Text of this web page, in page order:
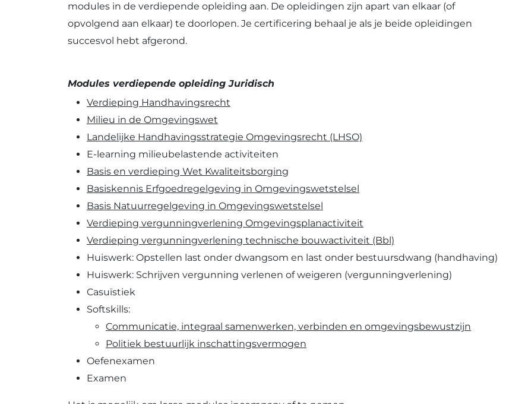
modules in de verdiepende opleiding aan. De opleidingen zijn apart van elkaar (of
opvolgend aan elkaar) te doorlopen. Je certificering behaal je als je beide opleidingen
succesvol hebt afgerond.
Modules verdiepende opleiding Juridisch
Verdieping Handhavingsrecht
Milieu in de Omgevingswet
Landelijke Handhavingsstrategie Omgevingsrecht (LHSO)
E-learning milieubelastende activiteiten
Basis en verdieping Wet Kwaliteitsborging
Basiskennis Erfgoedregelgeving in Omgevingswetstelsel
Basis Natuurregelgeving in Omgevingswetstelsel
Verdieping vergunningverlening Omgevingsplanactiviteit
Verdieping vergunningverlening technische bouwactiviteit (Bbl)
Huiswerk: Opstellen last onder dwangsom en last onder bestuursdwang (handhaving)
Huiswerk: Schrijven vergunning verlenen of weigeren (vergunningverlening)
Casuïstiek
Softskills:
Communicatie, integraal samenwerken, verbinden en omgevingsbewustzijn
Politiek bestuurlijk inschattingsvermogen
Oefenexamen
Examen